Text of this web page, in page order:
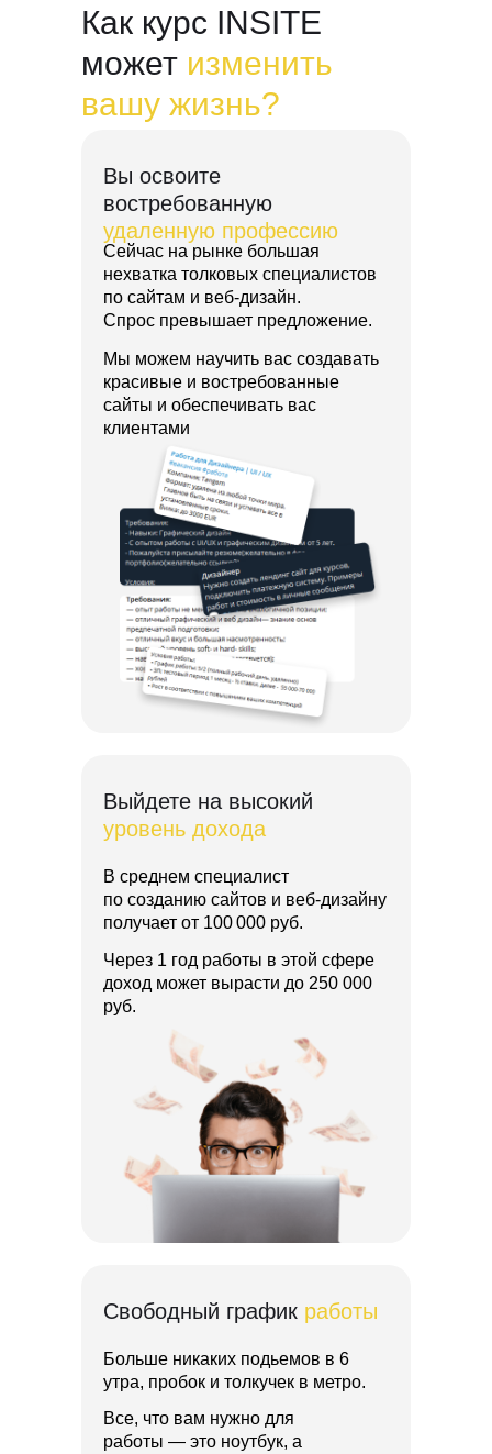
Как курс INSITE
может изменить
вашу жизнь?
Вы освоите
востребованную
удаленную профессию
Сейчас на рынке большая
нехватка толковых специалистов
по сайтам и веб-дизайн.
Спрос превышает предложение.
Мы можем научить вас создавать
красивые и востребованные
сайты и обеспечивать вас
клиентами
Выйдете на высокий
уровень дохода
В среднем специалист
по созданию сайтов и веб-дизайну
получает от 100 000 руб.
Через 1 год работы в этой сфере
доход может вырасти до 250 000
руб.
Свободный график работы
Больше никаких подьемов в 6
утра, пробок и толкучек в метро.
Все, что вам нужно для
работы — это ноутбук, а